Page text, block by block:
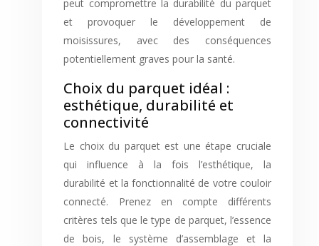
peut compromettre la durabilité du parquet
et provoquer le développement de
moisissures, avec des conséquences
potentiellement graves pour la santé.
Choix du parquet idéal :
esthétique, durabilité et
connectivité
Le choix du parquet est une étape cruciale
qui influence à la fois l’esthétique, la
durabilité et la fonctionnalité de votre couloir
connecté. Prenez en compte différents
critères tels que le type de parquet, l’essence
de bois, le système d’assemblage et la